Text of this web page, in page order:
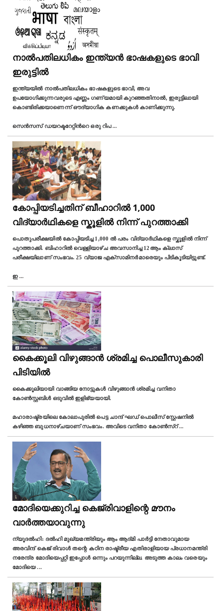
നാല്‍പതിലധികം ഇന്ത്യൻ ഭാഷകളുടെ ഭാവി
ഇരുട്ടിൽ
ഇന്ത്യയില്‍ നാല്‍പതിലധികം ഭാഷകളുടെ ഭാവി, അവ
ഉപയോഗിക്കുന്നവരുടെ എണ്ണം ഗണ്യമായി കുറഞ്ഞതിനാൽ, ഇരുട്ടിലായി
കൊണ്ടിരിക്കയാണെന്ന് ഔദ്യാഗിക കണക്കുകള്‍ കാണിക്കുന്നു.
സെൻസസ് ഡയറക്ടറേറ്റിന്‍റെ ഒരു റിപ...
കോപ്പിയടിച്ചതിന് ബീഹാറില്‍ 1,000
വിദ്യാർഥികളെ സ്കൂളിൽ നിന്ന് പുറത്താക്കി
പൊതുപരീക്ഷയില്‍ കോപ്പിയടിച്ച 1,000 ൽ പരം വിദ്യാർഥികളെ സ്കൂളിൽ നിന്ന്
പുറത്താക്കി. ബിഹാറിൽ വെള്ളിയാഴ്ച അവസാനിച്ച 12ആം ക്ലാസ്
പരീക്ഷയിലാണ് സംഭവം. 25 വ്യാജ എക്സാമിനർമാരെയും പിടികൂടിയിട്ടുണ്ട്.
ഇ...
കൈക്കൂലി വിഴുങ്ങാൻ ശ്രമിച്ച പൊലീസുകാരി
പിടിയിൽ
കൈക്കൂലിയായി വാങ്ങിയ നോട്ടുകൾ വിഴുങ്ങാൻ ശ്രമിച്ച വനിതാ
കോൺസ്റ്റബിൾ ഒടുവിൽ ഇളിഭ്യയായി.
മഹാരാഷ്ട്രയിലെ കോലാപുരിൽ പെട്ട ചാന്ദ് ഘഡ് പൊലീസ് സ്റ്റേഷനിൽ
കഴിഞ്ഞ ബുധനാഴ്ചയാണ് സംഭവം. അവിടെ വനിതാ കോൺസ്റ്...
മോദിയെക്കുറിച്ച കെജ്രിവാളിന്റെ മൗനം
വാർത്തയാവുന്നു
ന്യൂദൽഹി: ദൽഹി മുഖ്യമന്ത്രിയും ആം ആദ്മി പാർട്ടി നേതാവുമായ
അരവിന്ദ്‌ കെജ് രിവാൾ തന്റെ കഠിന രാഷ്ട്രീയ എതിരാളിയായ പ്രധാനമന്ത്രി
നരേന്ദ്ര മോദിയെപ്പറ്റി ഇപ്പോൾ ഒന്നും പറയുന്നില്ല. അടുത്ത കാലം വരെയും
മോദിയെ...